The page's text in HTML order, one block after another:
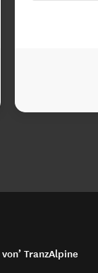
TranzAlpine